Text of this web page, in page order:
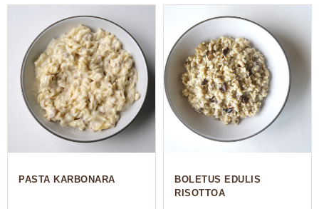
PASTA KARBONARA
BOLETUS EDULIS
RISOTTOA